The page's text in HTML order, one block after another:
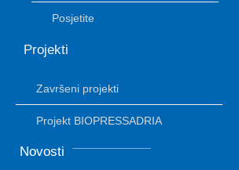
Posjetite
Projekti
Završeni projekti
Projekt BIOPRESSADRIA
Novosti